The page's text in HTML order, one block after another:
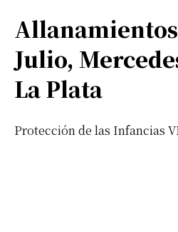
Julio,
La Plata
Protección de las Infancias